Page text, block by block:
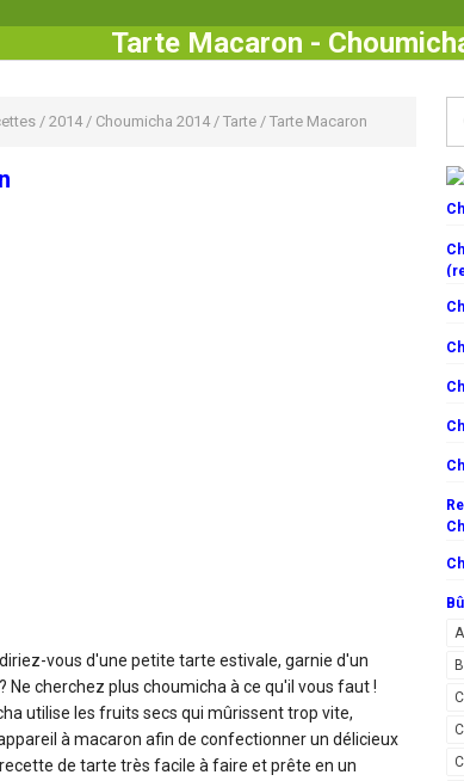
Tarte Macaron -
/ 2014/ Choumicha 2014/ Tarte/ Tarte Macaron
vous d'une petite tarte estivale, garnie d'un
Ne cherchez plus choumicha à ce qu'il vous faut !
utilise les fruits secs qui mûrissent trop vite,
à macaron afin de confectionner un délicieux
de tarte très facile à faire et prête en un